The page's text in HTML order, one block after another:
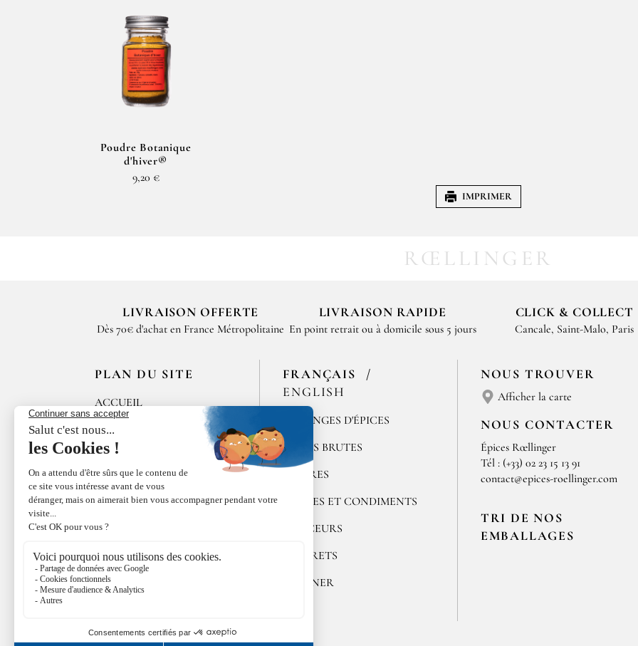
Poudre Botanique
d'hiver®
9,20 €
IMPRIMER
RŒLLINGER
LIVRAISON OFFERTE
Dès 70€ d'achat en France Métropolitaine
LIVRAISON RAPIDE
En point retrait ou à domicile sous 5 jours
CLICK & COLLECT
Cancale, Saint-Malo, Paris
PLAN DU SITE
ACCUEIL
LES MAISONS DE
BRICOURT
RECRUTEMENT
ÉPICES RŒLLINGER
LE COQUILLAGE
FAMILLE RŒLLINGER
ACTUALITÉS
FRANÇAIS
ENGLISH
MÉLANGES D'ÉPICES
ÉPICES BRUTES
POIVRES
ALGUES ET CONDIMENTS
DOUCEURS
COFFRETS
CUISINER
NOUS TROUVER
Afficher la carte
NOUS CONTACTER
Épices Rœllinger
Tél : (+33) 02 23 15 13 91
contact@epices-roellinger.com
TRI DE NOS
EMBALLAGES